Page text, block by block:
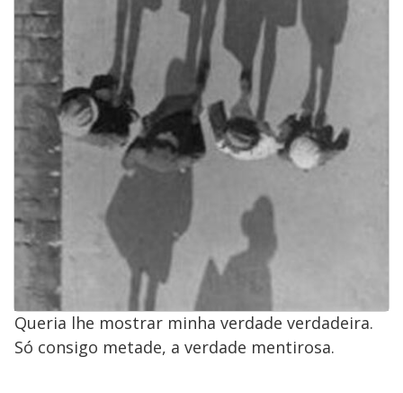
Queria lhe mostrar minha verdade verdadeira.
Só consigo metade, a verdade mentirosa.